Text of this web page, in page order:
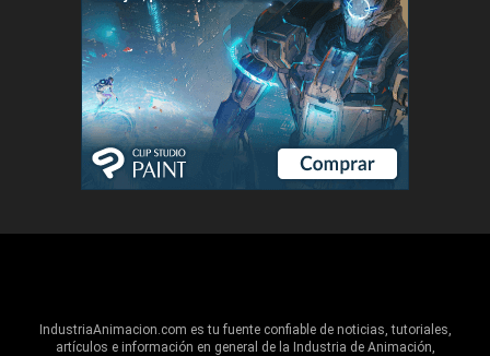
IndustriaAnimacion.com es tu fuente confiable de noticias, tutoriales,
artículos e información en general de la Industria de Animación,